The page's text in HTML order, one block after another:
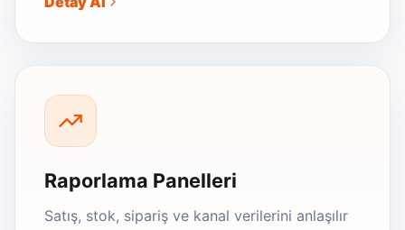
Raporlama Panelleri
Satış, stok, sipariş ve kanal verilerini anlaşılır